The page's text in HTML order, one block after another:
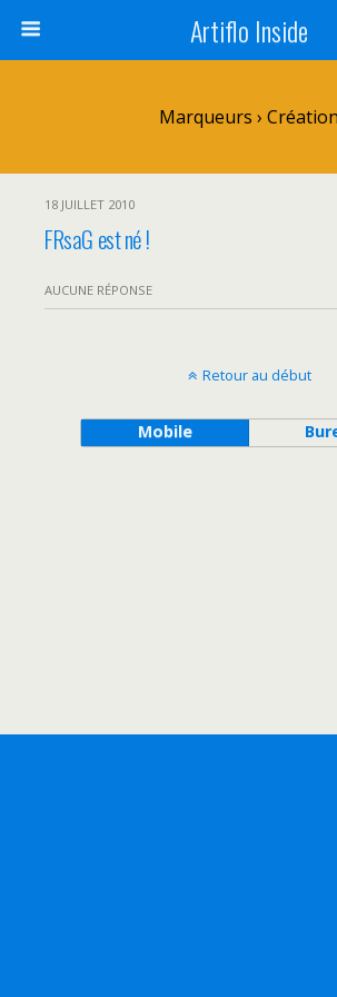
Artiflo Inside
Marqueurs › Création
18 JUILLET 2010
FRsaG est né !
AUCUNE RÉPONSE
Retour au début
Mobile